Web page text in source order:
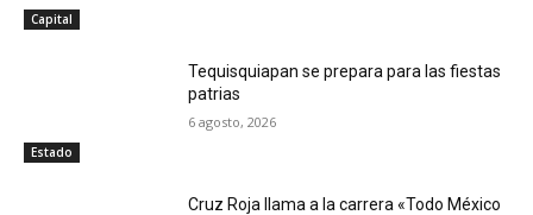
Capital
Estado
Tequisquiapan se prepara para las fiestas
patrias
6 agosto, 2026
Cruz Roja llama a la carrera «Todo México